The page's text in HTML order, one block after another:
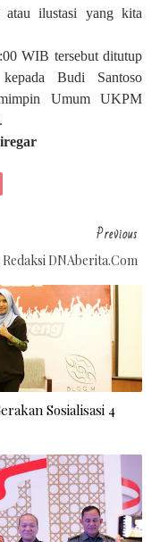
ilustasi yang kita
WIB tersebut ditutup
Budi Santoso
Umum UKPM
Previous
DNAberita.com
Sosialisasi 4